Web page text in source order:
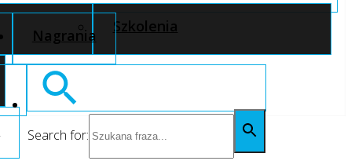
Szkolenia
Nagrania
Search for: